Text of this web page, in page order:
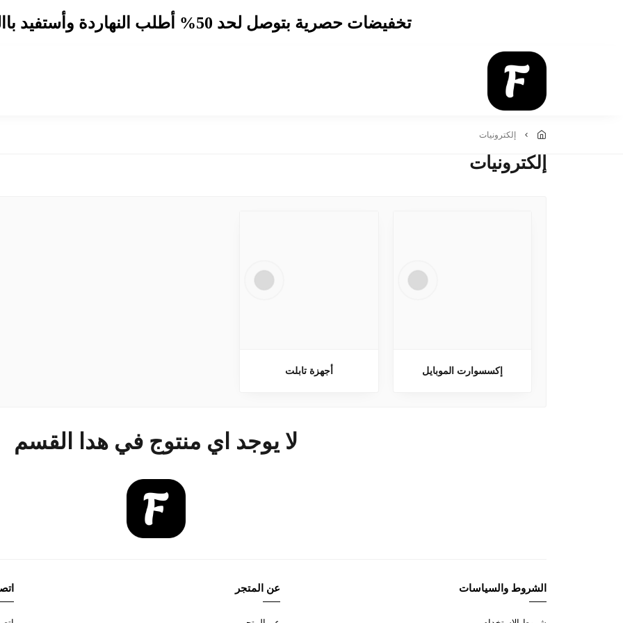
تخفيضات حصرية بتوصل لحد 50% أطلب النهاردة وأستفيد باالشحن المجاني
إلكترونيات
إلكترونيات
إكسسوارت الموبايل أجهزة تابلت
لا يوجد اي منتوج في هدا القسم
الشروط والسياسات عن المتجر